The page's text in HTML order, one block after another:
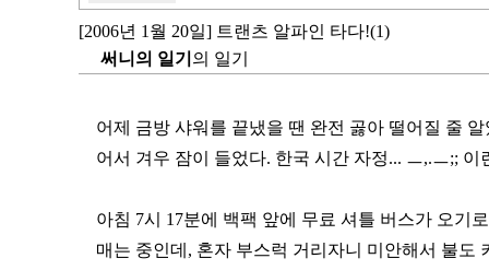
[2006년 1월 20일] 트랜츠 알파인 타다!(1)
써니의 일기 의 일기
어제 금방 샤워를 끝냈을 땐 완전 곯아 떨어질 줄
어서 겨우 잠이 들었다. 한국 시간 자정... ㅡ,.ㅡ;;
아침 7시 17분에 백팩 앞에 무료 셔틀 버스가 오기
매는 중인데, 혼자 부스럭 거리자니 미안해서 불도